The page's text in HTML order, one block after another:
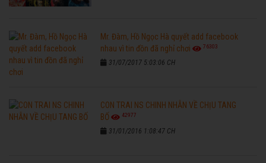
Mr. Đàm, Hồ Ngọc Hà quyết add facebook
nhau vì tin đồn đã nghỉ chơi
76303
31/07/2017 5:03:06 CH
CON TRAI NS CHINH NHẪN VỀ CHỊU TANG
BỐ
42977
31/01/2016 1:08:47 CH